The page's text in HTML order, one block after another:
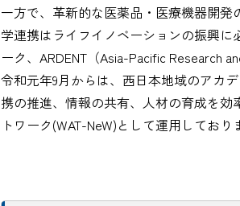
一方で、革新的な医薬品・医療機器開
学連携はライフイノベーションの振興
ーク、ARDENT（Asia-Pacific Research
令和元年9月からは、西日本地域のアカ
携の推進、情報の共有、人材の育成を効
トワーク(WAT-NeW)として運用しており